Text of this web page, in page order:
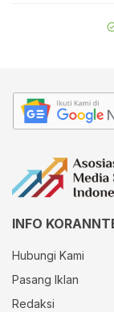
INFO
Hubungi Kami
Pasang Iklan
Redaksi